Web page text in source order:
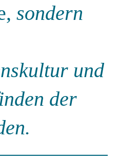
sondern
und
der